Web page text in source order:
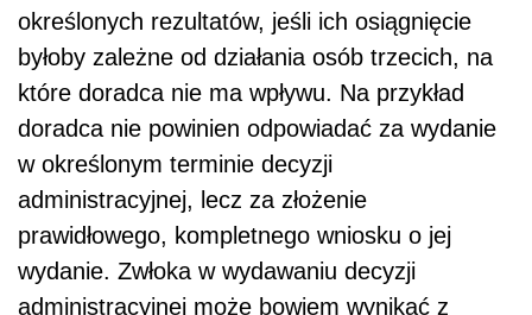
określonych rezultatów, jeśli ich osiągnięcie
byłoby zależne od działania osób trzecich, na
które doradca nie ma wpływu. Na przykład
doradca nie powinien odpowiadać za wydanie
w określonym terminie decyzji
administracyjnej, lecz za złożenie
prawidłowego, kompletnego wniosku o jej
wydanie. Zwłoka w wydawaniu decyzji
administracyjnej może bowiem wynikać z